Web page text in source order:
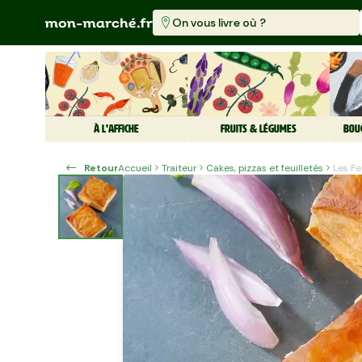
On vous livre où ?
À L'AFFICHE FRUITS & LÉGUMES
RetourAccueil Traiteur Cakes, pizzas et feuilletés Les